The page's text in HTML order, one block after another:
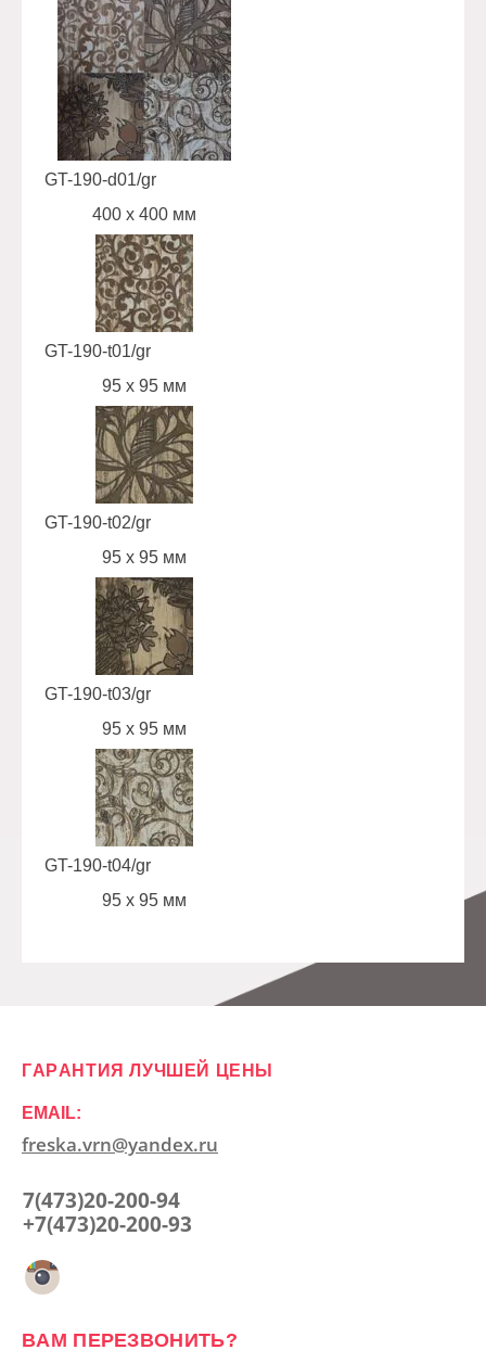
GT-190-d01/gr
400 х 400 мм
GT-190-t01/gr
95 x 95 мм
GT-190-t02/gr
95 х 95 мм
GT-190-t03/gr
95 х 95 мм
GT-190-t04/gr
95 х 95 мм
ГАРАНТИЯ ЛУЧШЕЙ ЦЕНЫ
EMAIL:
freska.vrn@yandex.ru
7(473)20-200-94
+7(473)20-200-93
ВАМ ПЕРЕЗВОНИТЬ?